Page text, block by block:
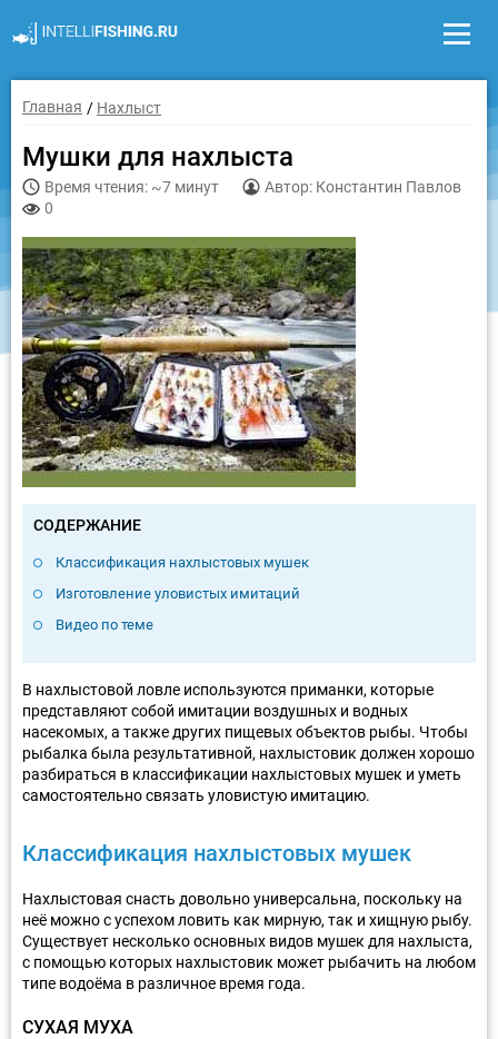
Главная Нахлыст
Мушки для нахлыста
Время чтения: ~7 минут
Автор: Константин Павлов
0
СОДЕРЖАНИЕ
Классификация нахлыстовых мушек
Изготовление уловистых имитаций
Видео по теме
В нахлыстовой ловле используются приманки, которые
представляют собой имитации воздушных и водных
насекомых, а также других пищевых объектов рыбы. Чтобы
рыбалка была результативной, нахлыстовик должен хорошо
разбираться в классификации нахлыстовых мушек и уметь
самостоятельно связать уловистую имитацию.
Классификация нахлыстовых мушек
Нахлыстовая снасть довольно универсальна, поскольку на
неё можно с успехом ловить как мирную, так и хищную рыбу.
Существует несколько основных видов мушек для нахлыста,
с помощью которых нахлыстовик может рыбачить на любом
типе водоёма в различное время года.
СУХАЯ МУХА